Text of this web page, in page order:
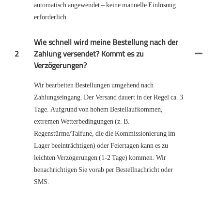
automatisch angewendet – keine manuelle Einlösung
erforderlich.
2
Wie schnell wird meine Bestellung nach der
Zahlung versendet? Kommt es zu
Verzögerungen?
Wir bearbeiten Bestellungen umgehend nach
Zahlungseingang. Der Versand dauert in der Regel ca. 3
Tage. Aufgrund von hohem Bestellaufkommen,
extremen Wetterbedingungen (z. B.
Regenstürme/Taifune, die die Kommissionierung im
Lager beeinträchtigen) oder Feiertagen kann es zu
leichten Verzögerungen (1-2 Tage) kommen. Wir
benachrichtigen Sie vorab per Bestellnachricht oder
SMS.